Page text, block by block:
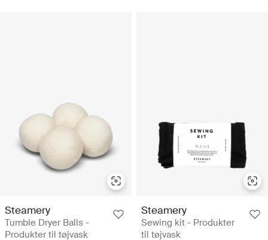
Steamery
Tumble Dryer Balls -
Produkter til tøjvask
Steamery
Sewing kit - Produkter
til tøjvask